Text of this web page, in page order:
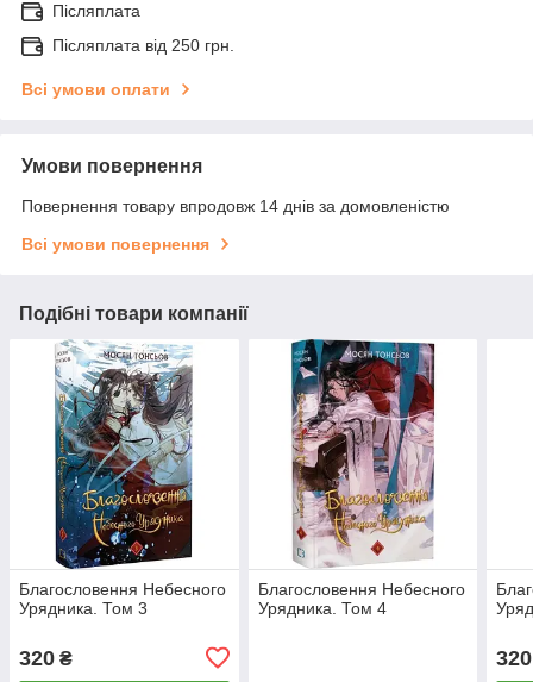
Післяплата
Післяплата від 250 грн.
Всі умови оплати
Умови повернення
Повернення товару впродовж 14 днів за домовленістю
Всі умови повернення
Подібні товари компанії
Благословення Небесного
Урядника. Том 3
320 ₴
Благословення Небесного
Урядника. Том 4
320